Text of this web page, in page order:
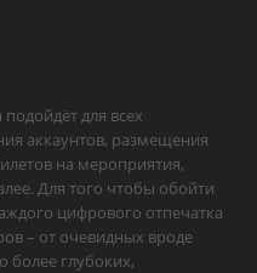
для всех
аккаунтов, размещения
на мероприятия,
Для того чтобы обойти
цифрового отпечатка
– от очевидных вроде
более глубоких,